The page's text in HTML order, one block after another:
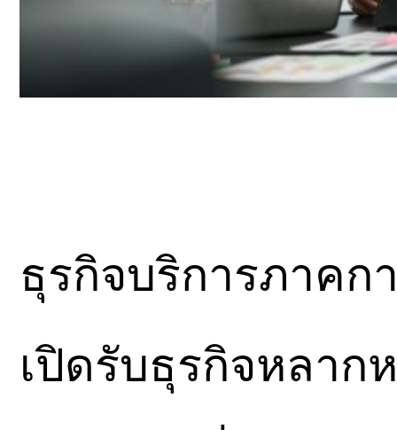
ธุรกิจบริการภาคก
เปิดรับธุรกิจหลาก